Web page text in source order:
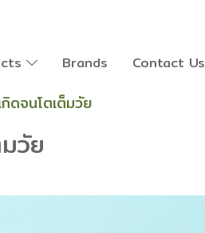
Brands Contact Us
ดจนโตเต็มวัย
วัย